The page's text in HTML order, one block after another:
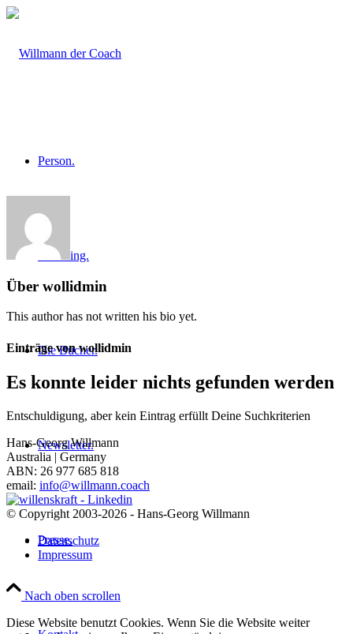
Person.
Coaching.
Die Bücher.
Newsletter.
Presse.
Über wollidmin
This author has not written his bio yet.
Einträge von wollidmin
Es konnte leider nichts gefunden werden
Entschuldigung, aber kein Eintrag erfüllt Deine Suchkriterien
Hans-Georg Willmann
Australia | Germany
ABN: 26 977 685 818
email: info@willmann.coach
© Copyright 2003-2026 - Hans-Georg Willmann
Datenschutz
Impressum
Nach oben scrollen
Diese Website benutzt Cookies. Wenn Sie die Website weiter